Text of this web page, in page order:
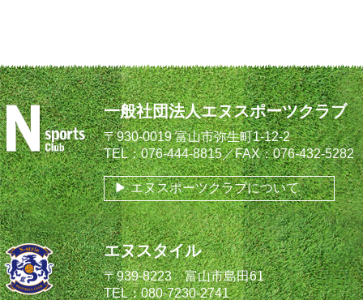
一般社団法人エヌスポーツクラブ
〒930-0019 富山市弥生町1-12-2
TEL：076-444-8815／FAX：076-432-5282
エヌスポーツクラブについて
エヌスタイル
〒939-8223 富山市島田61
TEL：080-7230-2741